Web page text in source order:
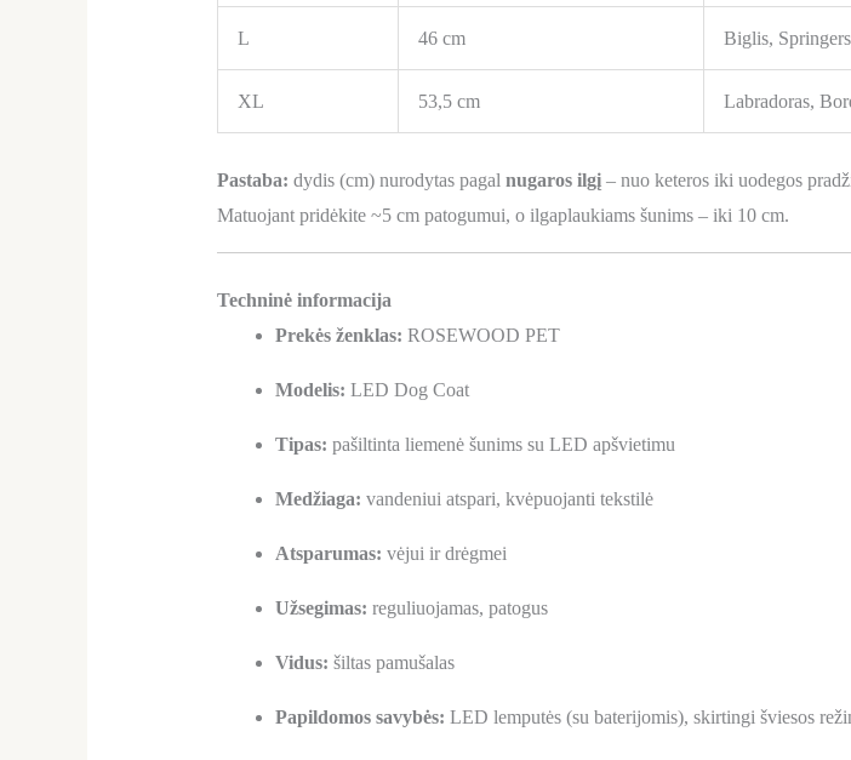
L 46 cm Biglis,
XL 53,5 cm Labradoras,
Pastaba: dydis (cm) nurodytas pagal nugaros ilgį– nuo keteros iki uodegos
Matuojant pridėkite ~5 cm patogumui, o ilgaplaukiams šunims – iki 10 cm.
Techninė informacija
Prekės ženklas: ROSEWOOD PET
Modelis: LED Dog Coat
Tipas: pašiltinta liemenė šunims su LED apšvietimu
Medžiaga: vandeniui atspari, kvėpuojanti tekstilė
Atsparumas: vėjui ir drėgmei
Užsegimas: reguliuojamas, patogus
Vidus: šiltas pamušalas
Papildomos savybės: LED lemputės (su baterijomis), skirtingi šviesos